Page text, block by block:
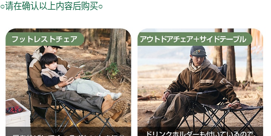
○请在确认以上内容后购买○